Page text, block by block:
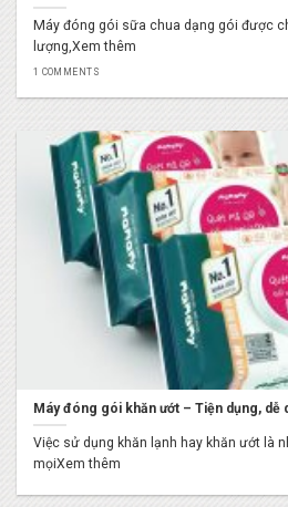
Máy đóng gói sữa chua dạng gói được
lượng,Xem thêm
1 COMMENTS
Máy đóng gói khăn ướt – Tiện dụng, dễ
Việc sử dụng khăn lạnh hay khăn ướt là
mọiXem thêm